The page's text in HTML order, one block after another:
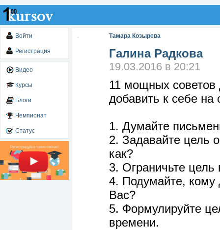
Войти
Регистрация
Видео
Курсы
Блоги
Чемпионат
Статус
Тамара Козырева
Галина Радкова
19.03.2016 в 20:21
11 мощных советов
добавить к себе на
1. Думайте
2. Задавайте цель
как?
3. Ограничьте
4. Подумайте, кому
Вас?
5. Формулируйте
времени.